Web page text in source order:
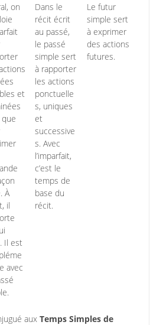
on
et
À
il
Il est
avec
Dans le
récit écrit
au passé,
le passé
simple sert
à rapporter
les actions
ponctuelle
s, uniques
et
successive
s. Avec
l’imparfait,
c’est le
temps de
base du
récit.
Le futur
simple sert
à exprimer
des actions
futures.
aux Temps Simples de